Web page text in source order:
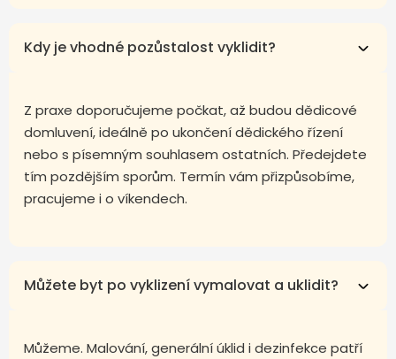
Kdy je vhodné pozůstalost vyklidit?
Z praxe doporučujeme počkat, až budou dědicové
domluvení, ideálně po ukončení dědického řízení
nebo s písemným souhlasem ostatních. Předejdete
tím pozdějším sporům. Termín vám přizpůsobíme,
pracujeme i o víkendech.
Můžete byt po vyklizení vymalovat a uklidit?
Můžeme. Malování, generální úklid i dezinfekce patří